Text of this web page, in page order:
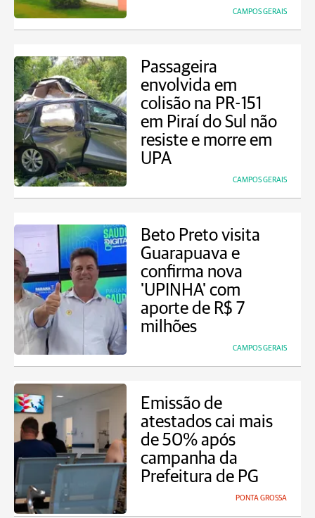
CAMPOS GERAIS
Passageira
envolvida em
colisão na PR-151
em Piraí do Sul não
resiste e morre em
UPA
CAMPOS GERAIS
Beto Preto visita
Guarapuava e
confirma nova
'UPINHA' com
aporte de R$ 7
milhões
CAMPOS GERAIS
Emissão de
atestados cai mais
de 50% após
campanha da
Prefeitura de PG
PONTA GROSSA